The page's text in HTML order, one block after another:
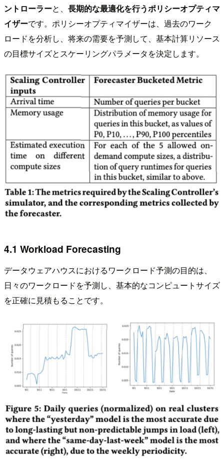
ントローラーと、 長期的な最適化を行うポリシーオプティマ
イザーです。ポリシーオプティマイザーは、過去のワーク
ロードを分析し、将来の需要を予測して、基本計算リソース
の目標サイズとスケーリングパラメータを決定します。
4.1 Workload Forecasting
データウェアハウスにおけるワークロード予測の目的は、
日々のワークロードを予測し、基本的なコンピュートサイズ
を正確に見積もることです。